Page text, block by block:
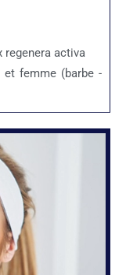
regenera activa
et femme (barbe -